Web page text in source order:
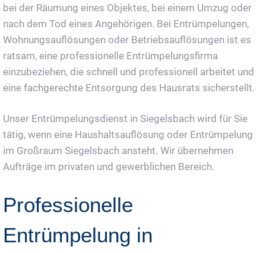
bei der Räumung eines Objektes, bei einem Umzug oder
nach dem Tod eines Angehörigen. Bei Entrümpelungen,
Wohnungsauflösungen oder Betriebsauflösungen ist es
ratsam, eine professionelle Entrümpelungsfirma
einzubeziehen, die schnell und professionell arbeitet und
eine fachgerechte Entsorgung des Hausrats sicherstellt.
Unser Entrümpelungsdienst in Siegelsbach wird für Sie
tätig, wenn eine Haushaltsauflösung oder Entrümpelung
im Großraum Siegelsbach ansteht. Wir übernehmen
Aufträge im privaten und gewerblichen Bereich.
Professionelle
Entrümpelung in